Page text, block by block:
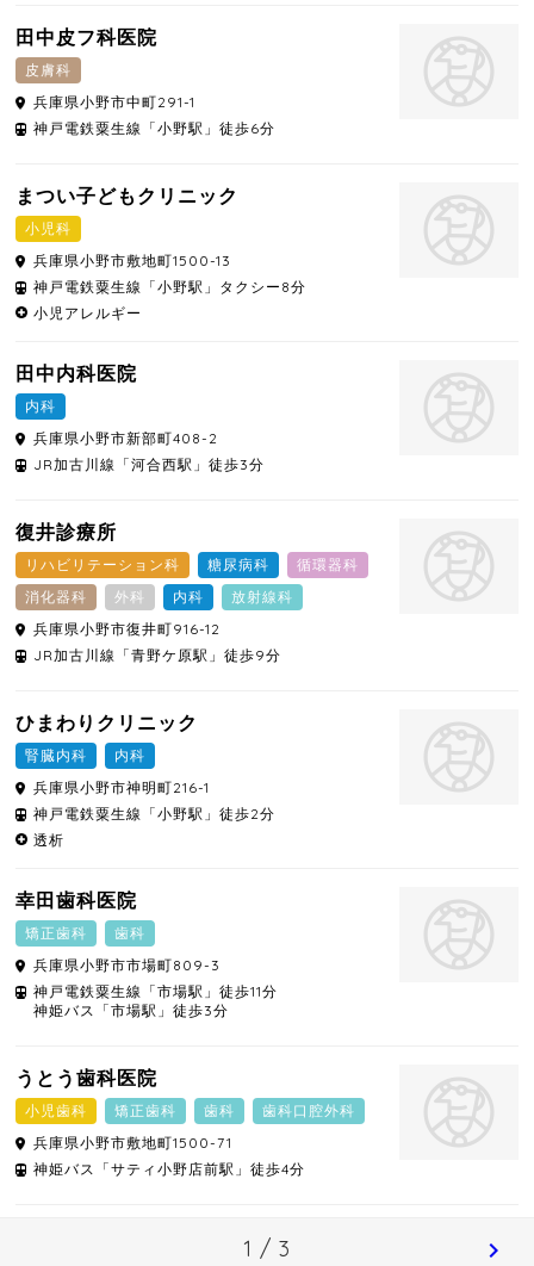
田中皮フ科医院
皮膚科
兵庫県小野市中町291-1
神戸電鉄粟生線「小野駅」徒歩6分
まつい子どもクリニック
小児科
兵庫県小野市敷地町1500-13
神戸電鉄粟生線「小野駅」タクシー8分
小児アレルギー
田中内科医院
内科
兵庫県小野市新部町408-2
JR加古川線「河合西駅」徒歩3分
復井診療所
リハビリテーション科 糖尿病科
循環器科
消化器科
外科 内科
放射線科
兵庫県小野市復井町916-12
JR加古川線「青野ケ原駅」徒歩9分
ひまわりクリニック
腎臓内科
内科
兵庫県小野市神明町216-1
神戸電鉄粟生線「小野駅」徒歩2分
透析
幸田歯科医院
矯正歯科
歯科
兵庫県小野市市場町809-3
神戸電鉄粟生線「市場駅」徒歩11分
神姫バス「市場駅」徒歩3分
うとう歯科医院
小児歯科 矯正歯科 歯科
歯科口腔外科
兵庫県小野市敷地町1500-71
神姫バス「サティ小野店前駅」徒歩4分
1 / 3 chevron_right